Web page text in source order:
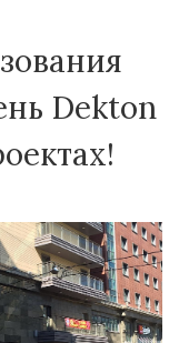
Dekton